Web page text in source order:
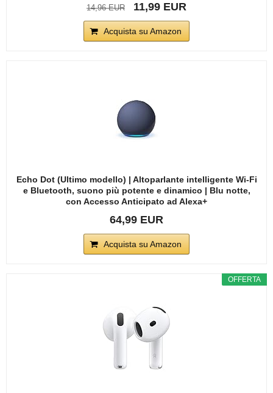
14,96 EUR 11,99 EUR
Acquista su Amazon
Echo Dot (Ultimo modello) | Altoparlante intelligente Wi-Fi
e Bluetooth, suono più potente e dinamico | Blu notte,
con Accesso Anticipato ad Alexa+
64,99 EUR
Acquista su Amazon
OFFERTA